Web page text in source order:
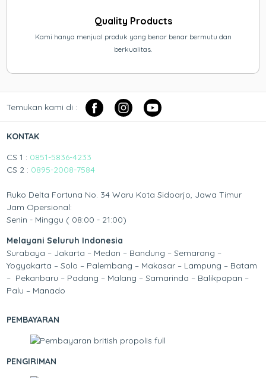
Quality Products
Kami hanya menjual produk yang benar benar bermutu dan
berkualitas.
Temukan kami di :
KONTAK
CS 1 : 0851-5836-4233
CS 2 : 0895-2008-7584
Ruko Delta Fortuna No. 34 Waru Kota Sidoarjo, Jawa Timur
Jam Opersional:
Senin - Minggu ( 08:00 - 21:00)
Melayani Seluruh Indonesia
Surabaya – Jakarta – Medan – Bandung – Semarang –
Yogyakarta – Solo – Palembang – Makasar – Lampung – Batam
– Pekanbaru – Padang – Malang – Samarinda – Balikpapan –
Palu – Manado
PEMBAYARAN
PENGIRIMAN